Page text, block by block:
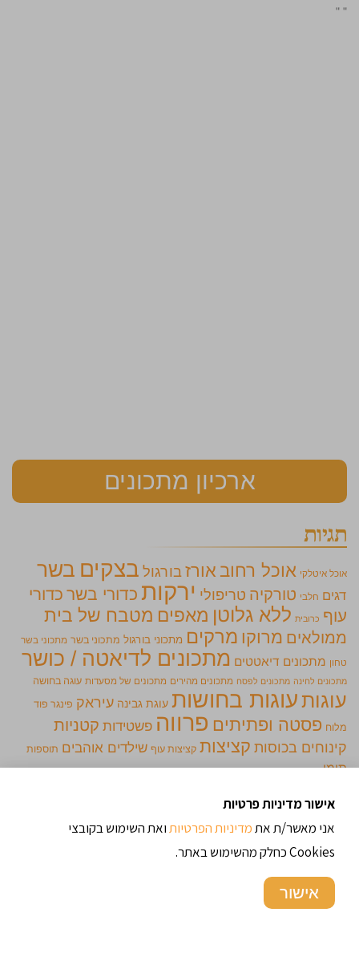
"
"
ארכיון מתכונים
תגיות
אוכל איטלקי אוכל רחוב אורזבורגול בצקים בשר
דגים חלבי טורקיה טריפולי ירקות כדורי בשר כדורי
עוף כרובית ללא גלוטן מאפים מטבח של בית
ממולאים מרוקו מרקים מתכוני בורגול מתכוני בשר מתכוני בשר
טחון מתכונים דיאטטים מתכונים לדיאטה / כושר
מתכונים לחינה מתכונים לפסח מתכונים מהירים מתכונים של מסעדות עוגה בחושה
עוגותעוגות בחושות עוגת גבינה עיראק פינגר פוד
מלוח פסטה ופתיתים פרווה פשטידות קטניות
קינוחים בכוסות קציצות קציצות עוף שילדים אוהבים תוספות
תימן
אישור מדיניות פרטיות
אני מאשר/ת אתמדיניות הפרטיותואת השימוש בקובצי
Cookies כחלק מהשימוש באתר.
אישור